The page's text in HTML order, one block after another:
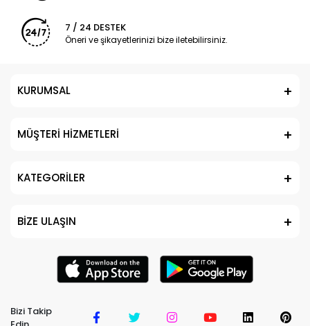
7 / 24 DESTEK
Öneri ve şikayetlerinizi bize iletebilirsiniz.
KURUMSAL
MÜŞTERİ HİZMETLERİ
KATEGORİLER
BİZE ULAŞIN
Bizi Takip